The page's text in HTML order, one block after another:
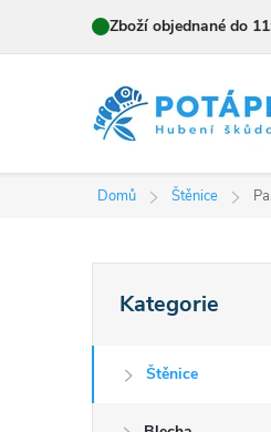
Zboží objednané do
Domů Štěnice
t
kategorie
Kategorie
Štěnice